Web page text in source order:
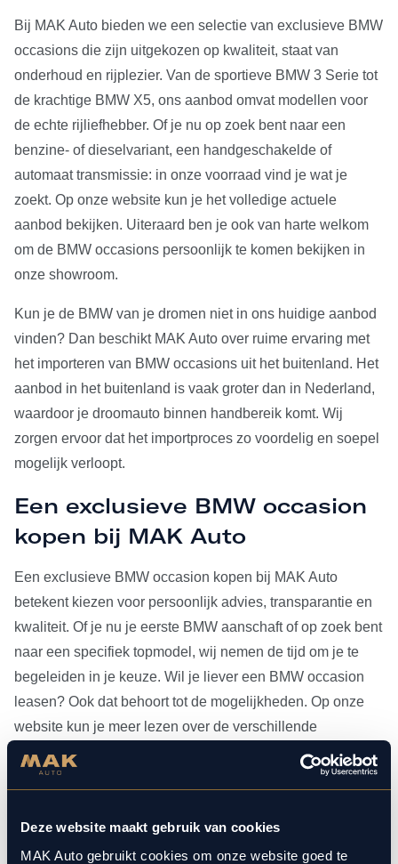
Deze website maakt gebruik van cookies
MAK Auto gebruikt cookies om onze website goed te
Bij MAK Auto bieden we een selectie van exclusieve BMW
occasions die zijn uitgekozen op kwaliteit, staat van
onderhoud en rijplezier. Van de sportieve BMW 3 Serie tot
de krachtige BMW X5, ons aanbod omvat modellen voor
de echte rijliefhebber. Of je nu op zoek bent naar een
benzine- of dieselvariant, een handgeschakelde of
automaat transmissie: in onze voorraad vind je wat je
zoekt. Op onze website kun je het volledige actuele
aanbod bekijken. Uiteraard ben je ook van harte welkom
om de BMW occasions persoonlijk te komen bekijken in
onze showroom.
Kun je de BMW van je dromen niet in ons huidige aanbod
vinden? Dan beschikt MAK Auto over ruime ervaring met
het importeren van BMW occasions uit het buitenland. Het
aanbod in het buitenland is vaak groter dan in Nederland,
waardoor je droomauto binnen handbereik komt. Wij
zorgen ervoor dat het importproces zo voordelig en soepel
mogelijk verloopt.
Een exclusieve BMW occasion
kopen bij MAK Auto
Een exclusieve BMW occasion kopen bij MAK Auto
betekent kiezen voor persoonlijk advies, transparantie en
kwaliteit. Of je nu je eerste BMW aanschaft of op zoek bent
naar een specifiek topmodel, wij nemen de tijd om je te
begeleiden in je keuze. Wil je liever een BMW occasion
leasen? Ook dat behoort tot de mogelijkheden. Op onze
website kun je meer lezen over de verschillende
leasevormen.
Heb je je BMW occasion eenmaal gevonden, dan kun je